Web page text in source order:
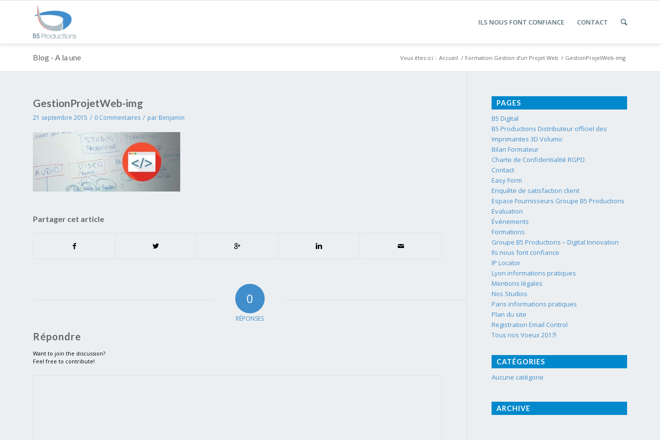
ILS NOUS FONT CONFIANCE CONTACT
Blog - A la une Vous êtes ici : Accueil / Formation Gestion d’un Projet Web / GestionProjetWeb-img
GestionProjetWeb-img
21 septembre 2015 / 0 Commentaires / par Benjamin
Partager cet article
0
RÉPONSES
Répondre
Want to join the discussion?
Feel free to contribute!
PAGES
B5 Digital
B5 Productions Distributeur officiel des
Imprimantes 3D Volumic
Bilan Formateur
Charte de Confidentialité RGPD
Contact
Easy Form
Enquête de satisfaction client
Espace Fournisseurs Groupe B5 Productions
Evaluation
Événements
Formations
Groupe B5 Productions – Digital Innovation
Ils nous font confiance
IP Locator
Lyon informations pratiques
Mentions légales
Nos Studios
Paris informations pratiques
Plan du site
Registration Email Control
Tous nos Voeux 2017!
CATÉGORIES
Aucune catégorie
ARCHIVE